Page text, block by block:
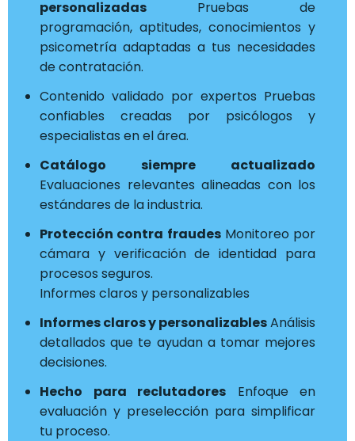
personalizadas Pruebas de
programación, aptitudes, conocimientos y
psicometría adaptadas a tus necesidades
de contratación.
Contenido validado por expertos Pruebas
confiables creadas por psicólogos y
especialistas en el área.
Catálogo siempre actualizado
Evaluaciones relevantes alineadas con los
estándares de la industria.
Protección contra fraudesMonitoreo por
cámara y verificación de identidad para
procesos seguros.
Informes claros y personalizables
Informes claros y personalizablesAnálisis
detallados que te ayudan a tomar mejores
decisiones.
Hecho para reclutadores Enfoque en
evaluación y preselección para simplificar
tu proceso.